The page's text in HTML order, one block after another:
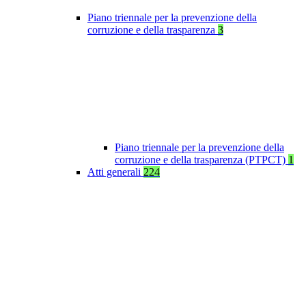
Piano triennale per la prevenzione della
corruzione e della trasparenza 3
Piano triennale per la prevenzione della
corruzione e della trasparenza (PTPCT) 1
Atti generali 224